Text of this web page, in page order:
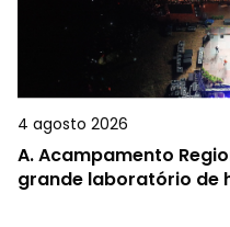
4 agosto 2026
A.Acampamento
grande laboratório de